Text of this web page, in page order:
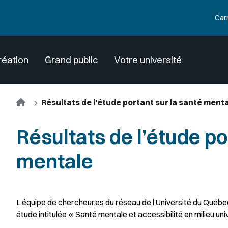
Grand public Votre université
AccueilRésultats de l’étude portant sur la santé
Résultats de l’étude
mentale
L’équipe de chercheur.es du réseau de l’Université du
étude intitulée « Santé mentale et accessibilité en milieu